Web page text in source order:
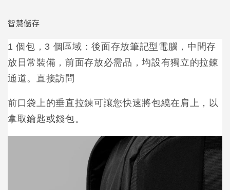
智慧儲存
1 個包，3 個區域：後面存放筆記型電腦，中間存
放日常裝備，前面存放必需品，均設有獨立的拉鍊
通道。直接訪問
前口袋上的垂直拉鍊可讓您快速將包繞在肩上，以
拿取鑰匙或錢包。